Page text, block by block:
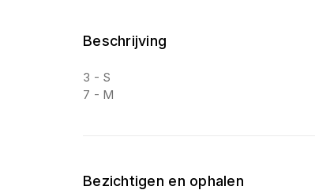
Beschrijving
3 - S
7 - M
Bezichtigen en ophalen